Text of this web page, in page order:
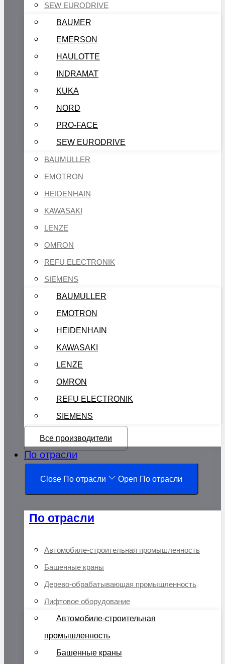
SEW EURODRIVE
BAUMER
EMERSON
HAULOTTE
INDRAMAT
KUKA
NORD
PRO-FACE
SEW EURODRIVE
BAUMULLER
EMOTRON
HEIDENHAIN
KAWASAKI
LENZE
OMRON
REFU ELECTRONIK
SIEMENS
BAUMULLER
EMOTRON
HEIDENHAIN
KAWASAKI
LENZE
OMRON
REFU ELECTRONIK
SIEMENS
Все производители
По отрасли
Close По отрасли Open По отрасли
По отрасли
Автомобиле-строительная промышленность
Башенные краны
Дерево-обрабатывающая промышленность
Лифтовое оборудование
Автомобиле-строительная
промышленность
Башенные краны